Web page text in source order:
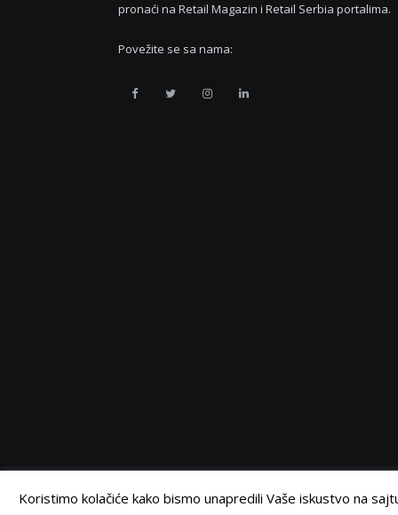
pronaći na Retail Magazin i Retail Serbia portalima.
Povežite se sa nama:
Retail Retail Retail Retail
Koristimo kolačiće kako bismo unapredili Vaše iskustvo na